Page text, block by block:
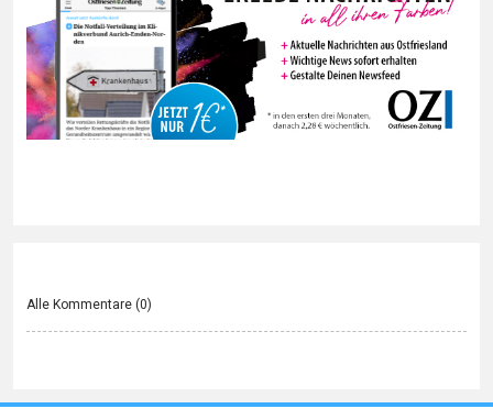
Alle Kommentare (0)